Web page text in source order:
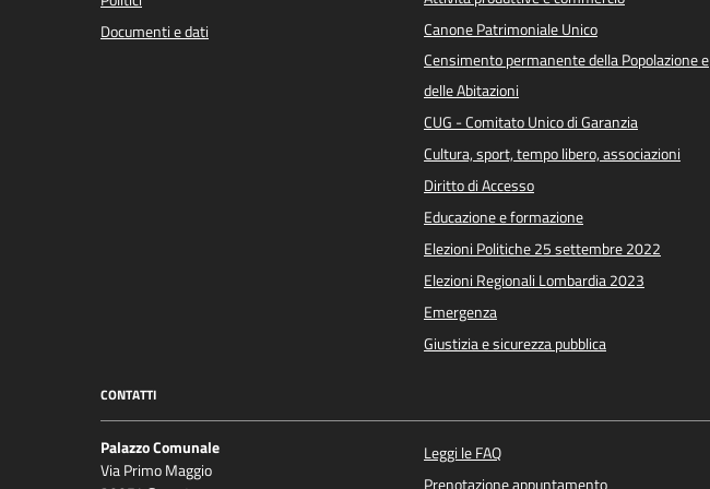
Documenti e dati
Canone Patrimoniale Unico
Censimento permanente della Popolazione e
delle Abitazioni
CUG - Comitato Unico di Garanzia
Cultura, sport, tempo libero, associazioni
Diritto di Accesso
Educazione e formazione
Elezioni Politiche 25 settembre 2022
Elezioni Regionali Lombardia 2023
Emergenza
Giustizia e sicurezza pubblica
CONTATTI
Palazzo Comunale
Via Primo Maggio
Leggi le FAQ